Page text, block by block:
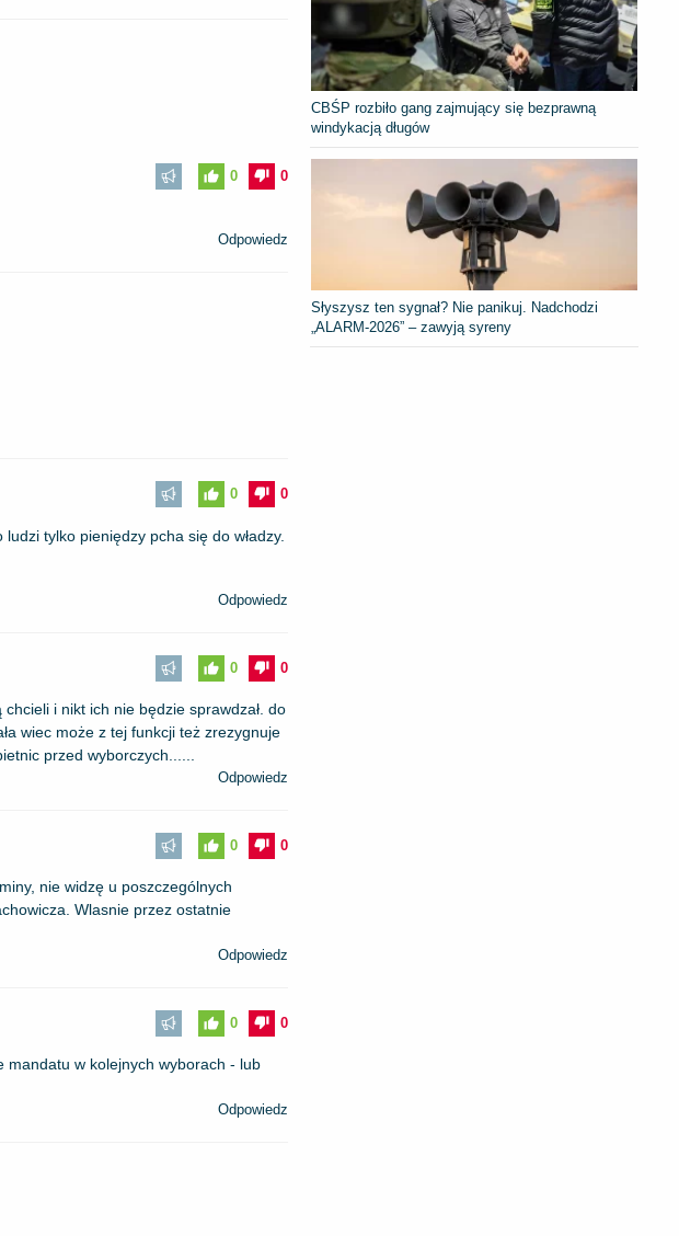
0
0
Odpowiedz
0
0
tylko pieniędzy pcha się do władzy.
Odpowiedz
0
0
i nikt ich nie będzie sprawdzał. do
wiec może z tej funkcji też zrezygnuje
przed wyborczych......
Odpowiedz
0
0
nie widzę u poszczególnych
Wlasnie przez ostatnie
Odpowiedz
0
0
mandatu w kolejnych wyborach - lub
Odpowiedz
CBŚP rozbiło gang zajmujący się bezprawną
windykacją długów
Słyszysz ten sygnał? Nie panikuj. Nadchodzi
„ALARM-2026” – zawyją syreny